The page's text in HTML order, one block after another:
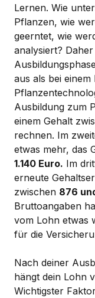
Lernen. Wie
Pflanzen, wie
geerntet, wie
analysiert?
aus als bei einem
Ausbildung zum
einem Gehalt
rechnen. Im
etwas mehr, das
1.140 Euro. Im
erneute
zwischen 876
Bruttoangaben
vom Lohn etwas
für die
Nach deiner
hängt dein Lohn
Wichtigster